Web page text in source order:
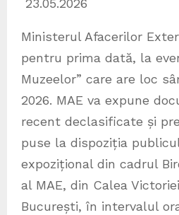
23.05.2026
Ministerul Afacerilor
pentru prima dată, la
Muzeelor” care are loc
2026. MAE va expune
recent declasificate și
puse la dispoziția
expozițional din cadrul
al MAE, din Calea
București, în intervalul